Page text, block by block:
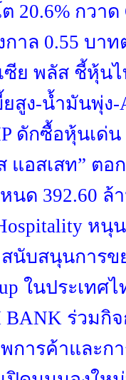
20.6% กวา
กาล 0.55 บา
ซีย พลัส ชี้หุ้น
ยสูง-น้ำมันพุ่ง
ดักซื้อหุ้นเด่น
แอสเสท” ตอ
นด 392.60 ล้
หนุ
นับสนุนการข
ในประเทศ
BANK ร่วมกิ
การค้าและก